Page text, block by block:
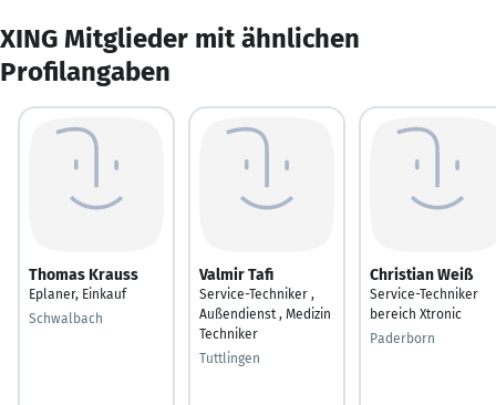
XING Mitglieder mit ähnlichen
Profilangaben
Thomas Krauss
Eplaner, Einkauf
Schwalbach
Valmir Tafi
Service-Techniker ,
Außendienst , Medizin
Techniker
Tuttlingen
Christian Weiß
Service-Techniker
bereich Xtronic
Paderborn